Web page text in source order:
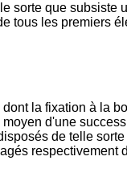
sorte que subsiste
tous les premiers
la fixation à la
d'une
de telle
respectivement